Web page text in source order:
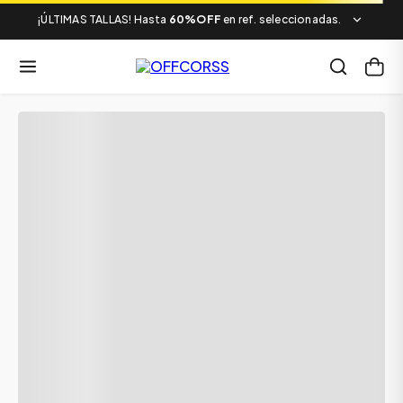
¡ÚLTIMAS TALLAS! Hasta 60%OFF en ref. seleccionadas.